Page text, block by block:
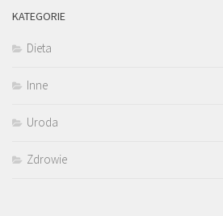
KATEGORIE
Dieta
Inne
Uroda
Zdrowie